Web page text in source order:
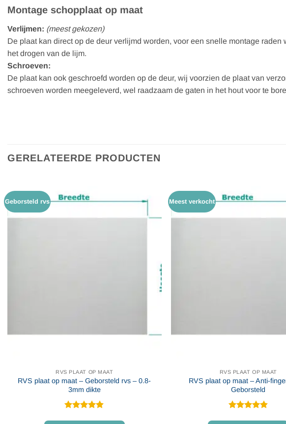
Montage schopplaat op maat
Verlijmen: (meest gekozen)
De plaat kan direct op de deur verlijmd worden, voor een snelle montage
het drogen van de lijm.
Schroeven:
De plaat kan ook geschroefd worden op de deur, wij voorzien de plaat van
schroeven worden meegeleverd, wel raadzaam de gaten in het hout voor te
GERELATEERDE PRODUCTEN
Geborsteld rvs
RVS PLAAT OP MAAT
RVS plaat op maat – Geborsteld rvs – 0.8-
3mm dikte
Meest verkocht
RVS PLAAT OP MAAT
RVS plaat op maat – Anti-
Geborsteld